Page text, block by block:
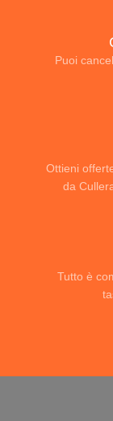
Puoi
Ottieni
da
Tutto è